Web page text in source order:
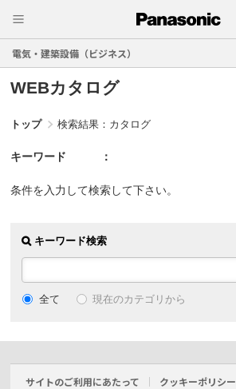
電気・建築設備（ビジネス）
WEBカタログ
トップ 検索結果：カタログ
キーワード
条件を入力して検索して下さい。
キーワード検索
全て 現在のカテゴリから
サイトのご利用にあたって クッキーポリシー